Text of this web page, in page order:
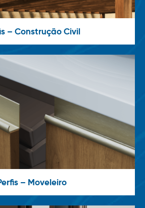
– Construção Civil
– Moveleiro